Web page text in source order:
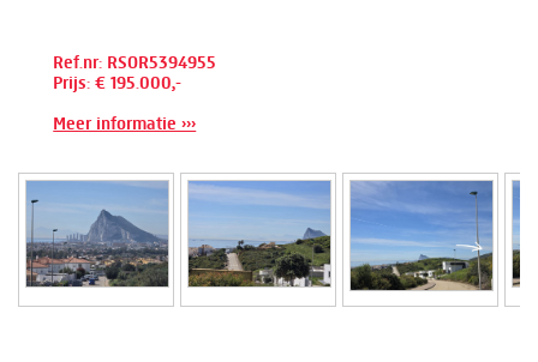
Ref.nr: RSOR5394955
Prijs: € 195.000,-
Meer informatie ›››